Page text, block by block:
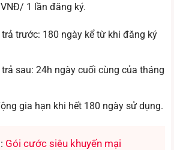
1 lần đăng ký.
trước: 180 ngày kể từ khi đăng ký
sau: 24h ngày cuối cùng của tháng
gia hạn khi hết 180 ngày sử dụng.
Gói cước siêu khuyến mại